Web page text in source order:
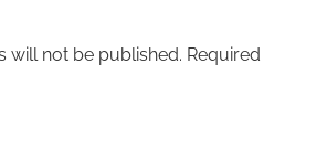
will not be published. Required